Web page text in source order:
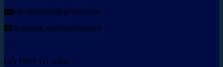
info.vinhtour@gmail.com
facebook.com/vinhtourvn/
HỖ TRỢ TƯ VẤN